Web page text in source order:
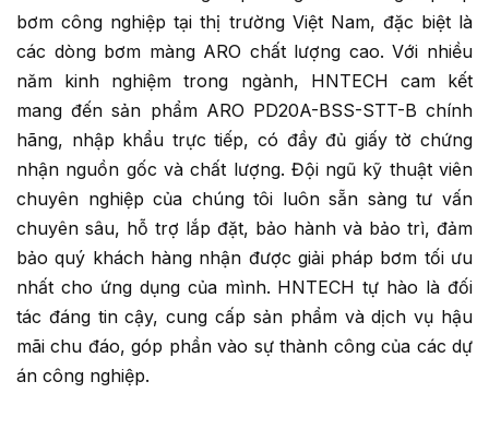
bơm công nghiệp tại thị trường Việt Nam, đặc biệt là
các dòng bơm màng ARO chất lượng cao. Với nhiều
năm kinh nghiệm trong ngành, HNTECH cam kết
mang đến sản phẩm ARO PD20A-BSS-STT-B chính
hãng, nhập khẩu trực tiếp, có đầy đủ giấy tờ chứng
nhận nguồn gốc và chất lượng. Đội ngũ kỹ thuật viên
chuyên nghiệp của chúng tôi luôn sẵn sàng tư vấn
chuyên sâu, hỗ trợ lắp đặt, bảo hành và bảo trì, đảm
bảo quý khách hàng nhận được giải pháp bơm tối ưu
nhất cho ứng dụng của mình. HNTECH tự hào là đối
tác đáng tin cậy, cung cấp sản phẩm và dịch vụ hậu
mãi chu đáo, góp phần vào sự thành công của các dự
án công nghiệp.